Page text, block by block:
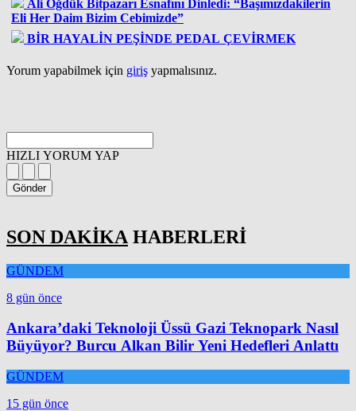
Ali Öğdük Bitpazarı Esnafını Dinledi: “Başımızdakilerin
Eli Her Daim Bizim Cebimizde”
BİR HAYALİN PEŞİNDE PEDAL ÇEVİRMEK
Yorum yapabilmek için giriş yapmalısınız.
HIZLI YORUM YAP
Gönder
SON DAKİKA HABERLERİ
GÜNDEM
8 gün önce
Ankara’daki Teknoloji Üssü Gazi Teknopark Nasıl
Büyüyor? Burcu Alkan Bilir Yeni Hedefleri Anlattı
GÜNDEM
15 gün önce